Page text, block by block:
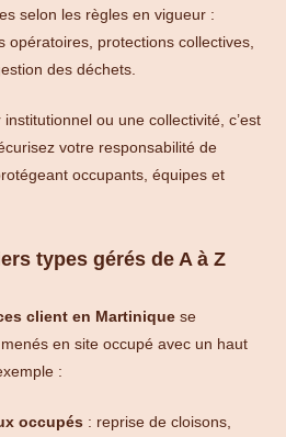
selon les règles en vigueur :
opératoires, protections collectives,
des déchets.
ou une collectivité, c’est
votre responsabilité de
occupants, équipes et
types gérés de A à Z
client en Martinique se
en site occupé avec un haut
:
occupés : reprise de cloisons,